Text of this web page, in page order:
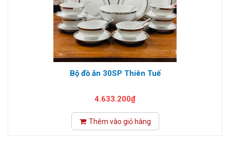
Bộ đồ ăn 30SP Thiên Tuế
4.633.200₫
Thêm vào giỏ hàng